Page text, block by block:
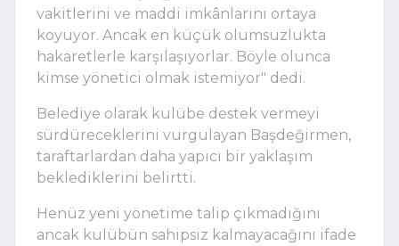
vakitlerini ve maddi imkânlarını ortaya
koyuyor. Ancak en küçük olumsuzlukta
hakaretlerle karşılaşıyorlar. Böyle olunca
kimse yönetici olmak istemiyor" dedi.
Belediye olarak kulübe destek vermeyi
sürdüreceklerini vurgulayan Başdeğirmen,
taraftarlardan daha yapıcı bir yaklaşım
beklediklerini belirtti.
Henüz yeni yönetime talip çıkmadığını
ancak kulübün sahipsiz kalmayacağını ifade